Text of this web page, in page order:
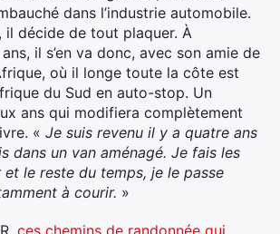
dans l’industrie automobile.
il décide de tout plaquer. À
il s’en va donc, avec son amie de
où il longe toute la côte est
du Sud en auto-stop. Un
ans qui modifiera complètement
« Je suis revenu il y a quatre ans
dans un van aménagé. Je fais les
et le reste du temps, je le passe
à courir. »